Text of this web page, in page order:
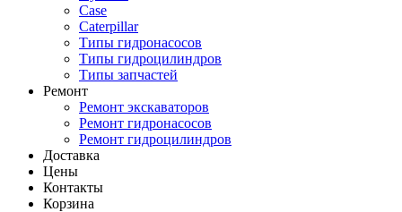
Case
Caterpillar
Типы гидронасосов
Типы гидроцилиндров
Типы запчастей
Ремонт
Ремонт экскаваторов
Ремонт гидронасосов
Ремонт гидроцилиндров
Доставка
Цены
Контакты
Корзина